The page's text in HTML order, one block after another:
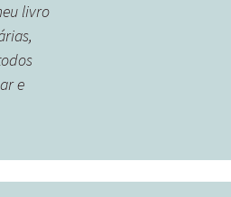
livro
e